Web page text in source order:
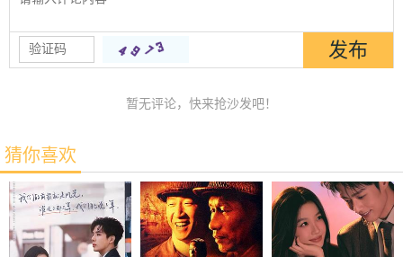
暂无评论，快来抢沙发吧！
猜你喜欢